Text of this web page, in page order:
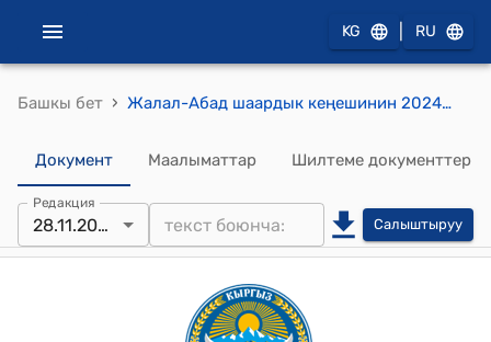
KG RU
Башкы бет › Жалал-Абад шаардык кеңешинин 2024-жылынын 28-нояьрындагы №1 « Жалал-Абад шаардык депутаттар кеңешинин төрагасы жөнүндө » токтому
Документ Маалыматтар Шилтеме документтер
Редакция
28.11.2024 Салыштыруу